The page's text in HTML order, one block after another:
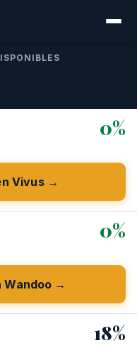
0%
Vivus →
0%
Wandoo →
18%